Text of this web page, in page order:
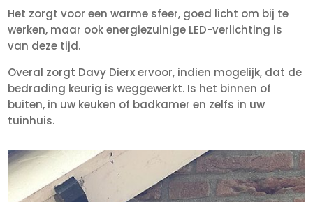
Het zorgt voor een warme sfeer, goed licht om bij te
werken, maar ook energiezuinige LED-verlichting is
van deze tijd.
Overal zorgt Davy Dierx ervoor, indien mogelijk, dat de
bedrading keurig is weggewerkt. Is het binnen of
buiten, in uw keuken of badkamer en zelfs in uw
tuinhuis.